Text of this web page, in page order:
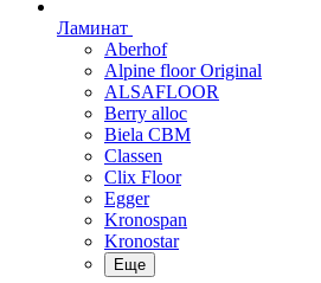
Ламинат
Aberhof
Alpine floor Original
ALSAFLOOR
Berry alloc
Biela CBM
Classen
Clix Floor
Egger
Kronospan
Kronostar
Еще